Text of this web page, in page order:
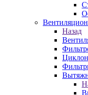
Назад